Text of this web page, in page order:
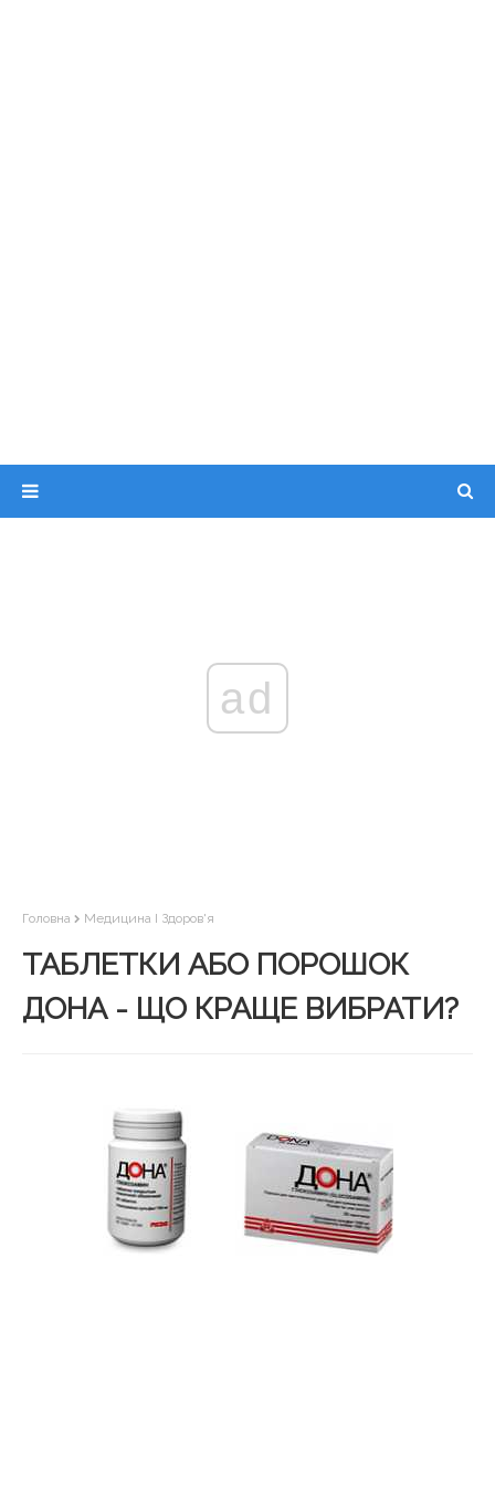
ad
Головна Медицина І Здоров'я
ТАБЛЕТКИ АБО ПОРОШОК
ДОНА - ЩО КРАЩЕ ВИБРАТИ?